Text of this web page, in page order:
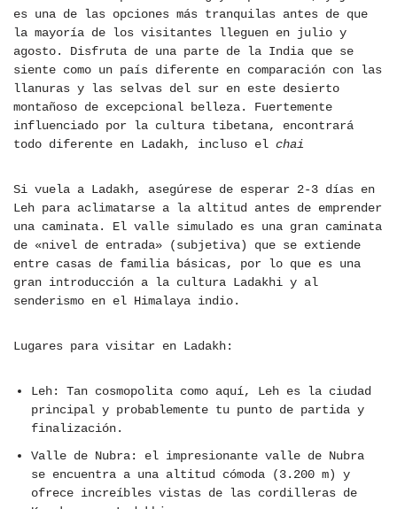
es una de las opciones más tranquilas antes de que
la mayoría de los visitantes lleguen en julio y
agosto. Disfruta de una parte de la India que se
siente como un país diferente en comparación con las
llanuras y las selvas del sur en este desierto
montañoso de excepcional belleza. Fuertemente
influenciado por la cultura tibetana, encontrará
todo diferente en Ladakh, incluso el chai
Si vuela a Ladakh, asegúrese de esperar 2-3 días en
Leh para aclimatarse a la altitud antes de emprender
una caminata. El valle simulado es una gran caminata
de «nivel de entrada» (subjetiva) que se extiende
entre casas de familia básicas, por lo que es una
gran introducción a la cultura Ladakhi y al
senderismo en el Himalaya indio.
Lugares para visitar en Ladakh:
Leh: Tan cosmopolita como aquí, Leh es la ciudad
principal y probablemente tu punto de partida y
finalización.
Valle de Nubra: el impresionante valle de Nubra
se encuentra a una altitud cómoda (3.200 m) y
ofrece increíbles vistas de las cordilleras de